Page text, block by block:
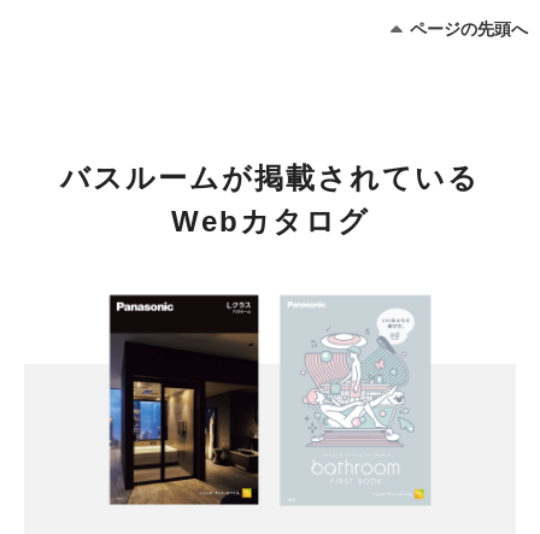
ページの先頭へ
バスルームが掲載されている
Webカタログ